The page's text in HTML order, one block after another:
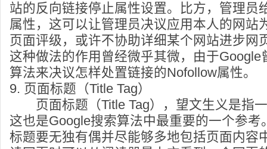
站的反向链接停止属性设置。比方，管理员
属性，这可以让管理员决议应用本人的网站
页面评级，或许不协助详细某个网站进步网
这种做法的作用曾经微乎其微，由于Google
算法来决议怎样处置链接的Nofollow属性。
9. 页面标题（Title Tag）
页面标题（Title Tag），望文生义是指
这也是Google搜索算法中最重要的一个参考
标题要无独有偶并尽能够多地包括页面内容